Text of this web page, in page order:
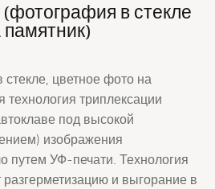
в стекле
памятник)
цветное фото на
технология триплексации
под высокой
изображения
путем УФ-печати. Технология
и выгорание в